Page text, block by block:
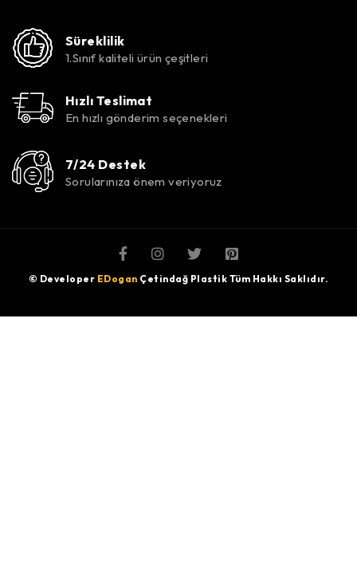
Süreklilik
1.Sınıf kaliteli ürün çeşitleri
Hızlı Teslimat
En hızlı gönderim seçenekleri
7/24 Destek
Sorularınıza önem veriyoruz
© Developer EDogan Çetindağ Plastik Tüm Hakkı Saklıdır.